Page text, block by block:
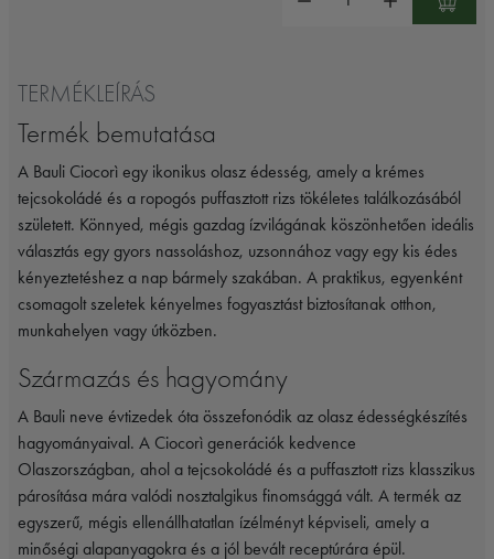
TERMÉKLEÍRÁS
Termék bemutatása
A Bauli Ciocorì egy ikonikus olasz édesség, amely a krémes
tejcsokoládé és a ropogós puffasztott rizs tökéletes találkozásából
született. Könnyed, mégis gazdag ízvilágának köszönhetően ideális
választás egy gyors nassoláshoz, uzsonnához vagy egy kis édes
kényeztetéshez a nap bármely szakában. A praktikus, egyenként
csomagolt szeletek kényelmes fogyasztást biztosítanak otthon,
munkahelyen vagy útközben.
Származás és hagyomány
A Bauli neve évtizedek óta összefonódik az olasz édességkészítés
hagyományaival. A Ciocorì generációk kedvence
Olaszországban, ahol a tejcsokoládé és a puffasztott rizs klasszikus
párosítása mára valódi nosztalgikus finomsággá vált. A termék az
egyszerű, mégis ellenállhatatlan ízélményt képviseli, amely a
minőségi alapanyagokra és a jól bevált receptúrára épül.